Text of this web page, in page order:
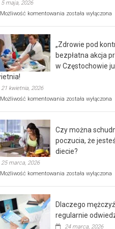
5 maja, 2026
Możliwość komentowania Rusza
rehabilitacji
dla
seniorów!
została wyłączona
„Zdrowie pod
bezpłatna akcja
w Częstochowie
21 kwietnia, 2026
Możliwość komentowania „Zdrowie
bezpłatna
akcja
profilaktyczna
w
już
kwietnia!
została wyłączona
Czy można
poczucia, że
diecie?
25 marca, 2026
Możliwość komentowania Czy
poczucia,
że
została wyłączona
Dlaczego
regularnie
24 marca, 2026